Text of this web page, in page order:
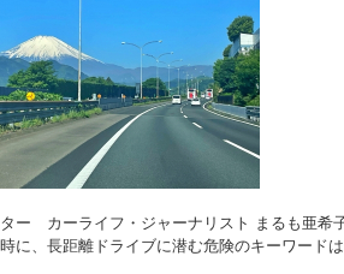
ー カーライフ・ジャーナリスト まるも亜希
に、長距離ドライブに潜む危険のキーワード